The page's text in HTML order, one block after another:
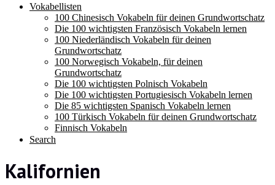
Vokabellisten
100 Chinesisch Vokabeln für deinen Grundwortschatz
Die 100 wichtigsten Französisch Vokabeln lernen
100 Niederländisch Vokabeln für deinen
Grundwortschatz
100 Norwegisch Vokabeln, für deinen
Grundwortschatz
Die 100 wichtigsten Polnisch Vokabeln
Die 100 wichtigsten Portugiesisch Vokabeln lernen
Die 85 wichtigsten Spanisch Vokabeln lernen
100 Türkisch Vokabeln für deinen Grundwortschatz
Finnisch Vokabeln
Search
Kalifornien